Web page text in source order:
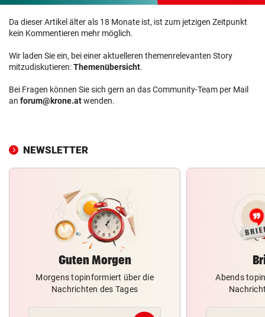
Da dieser Artikel älter als 18 Monate ist, ist zum jetzigen Zeitpunkt
kein Kommentieren mehr möglich.
Wir laden Sie ein, bei einer aktuelleren themenrelevanten Story
mitzudiskutieren:Themenübersicht.
Bei Fragen können Sie sich gern an das Community-Team per Mail
an forum@krone.atwenden.
NEWSLETTER
Guten Morgen
Morgens topinformiert über die
Nachrichten des Tages
Abends